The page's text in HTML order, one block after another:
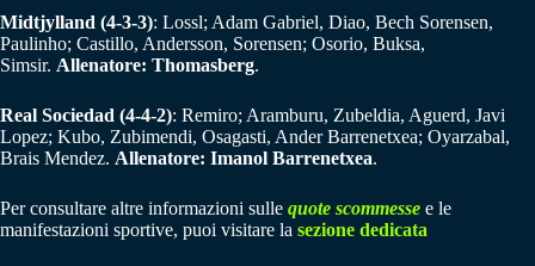
Midtjylland (4-3-3): Lossl; Adam Gabriel, Diao, Bech Sorensen,
Paulinho; Castillo, Andersson, Sorensen; Osorio, Buksa,
Simsir. Allenatore: Thomasberg.
Real Sociedad (4-4-2): Remiro; Aramburu, Zubeldia, Aguerd, Javi
Lopez; Kubo, Zubimendi, Osagasti, Ander Barrenetxea; Oyarzabal,
Brais Mendez. Allenatore: Imanol Barrenetxea.
Per consultare altre informazioni sulle quote scommesse e le
manifestazioni sportive, puoi visitare la sezione dedicata